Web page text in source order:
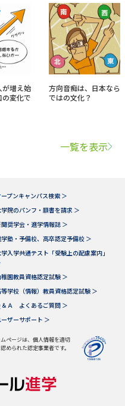
が増え始
の変化で
方向音痴は、日本なら
ではの文化？
一覧を表示
プンキャンパス検索 ＞
学院のパンフ・願書を請求 ＞
奨学会・進学情報誌 ＞
塾・予備校、高卒認定予備校 ＞
学入学共通テスト「受験上の配慮案内」
園教員資格認定試験 ＞
学校（情報）教員資格認定試験 ＞
＆Ａ よくあるご質問 ＞
ーザーサポート ＞
ページは、個人情報を適切
められた認定事業者です。